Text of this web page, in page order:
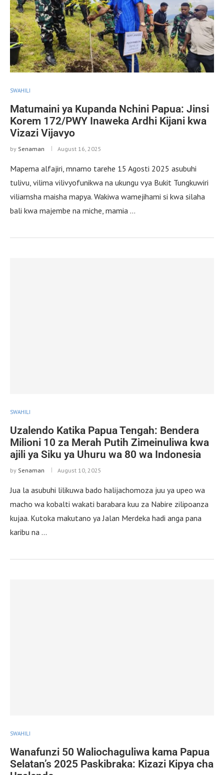
SWAHILI
Matumaini ya Kupanda Nchini Papua: Jinsi
Korem 172/PWY Inaweka Ardhi Kijani kwa
Vizazi Vijavyo
by Senaman August 16, 2025
Mapema alfajiri, mnamo tarehe 15 Agosti 2025 asubuhi
tulivu, vilima vilivyofunikwa na ukungu vya Bukit Tungkuwiri
viliamsha maisha mapya. Wakiwa wamejihami si kwa silaha
bali kwa majembe na miche, mamia …
SWAHILI
Uzalendo Katika Papua Tengah: Bendera
Milioni 10 za Merah Putih Zimeinuliwa kwa
ajili ya Siku ya Uhuru wa 80 wa Indonesia
by Senaman August 10, 2025
Jua la asubuhi lilikuwa bado halijachomoza juu ya upeo wa
macho wa kobalti wakati barabara kuu za Nabire zilipoanza
kujaa. Kutoka makutano ya Jalan Merdeka hadi anga pana
karibu na …
SWAHILI
Wanafunzi 50 Waliochaguliwa kama Papua
Selatan’s 2025 Paskibraka: Kizazi Kipya cha